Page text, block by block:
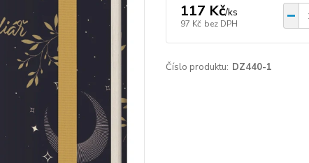
117 Kč/ks
97 Kč bez DPH
Číslo produktu: DZ440-1